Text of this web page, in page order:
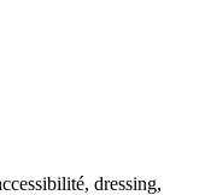
dressing,